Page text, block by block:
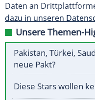
Daten an
dazu in unseren
Unsere Themen-
Pakistan, Türkei,
neue Pakt?
Diese Stars wollen